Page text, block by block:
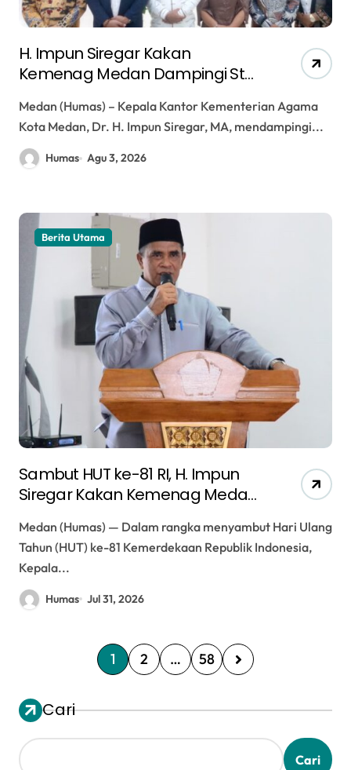
H. Impun Siregar Kakan
Kemenag Medan Dampingi Staf
Chapel Oikumene USU dan
Gereja GPT Kristus Jawaban
Medan (Humas) – Kepala Kantor Kementerian Agama
Kota Medan, Dr. H. Impun Siregar, MA, mendampingi...
Humas Agu 3, 2026
Berita Utama
Sambut HUT ke-81 RI, H. Impun
Siregar Kakan Kemenag Medan
Bersama
Medan (Humas) — Dalam rangka menyambut Hari Ulang
Tahun (HUT) ke-81 Kemerdekaan Republik Indonesia,
Kepala...
Humas Jul 31, 2026
P
a
g
i
1 2 … 58
Cari
Cari